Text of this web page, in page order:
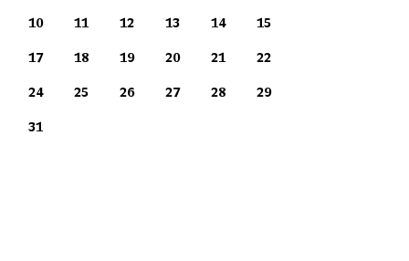
10 11 12 13 14 15
17 18 19 20 21 22
24 25 26 27 28 29
31